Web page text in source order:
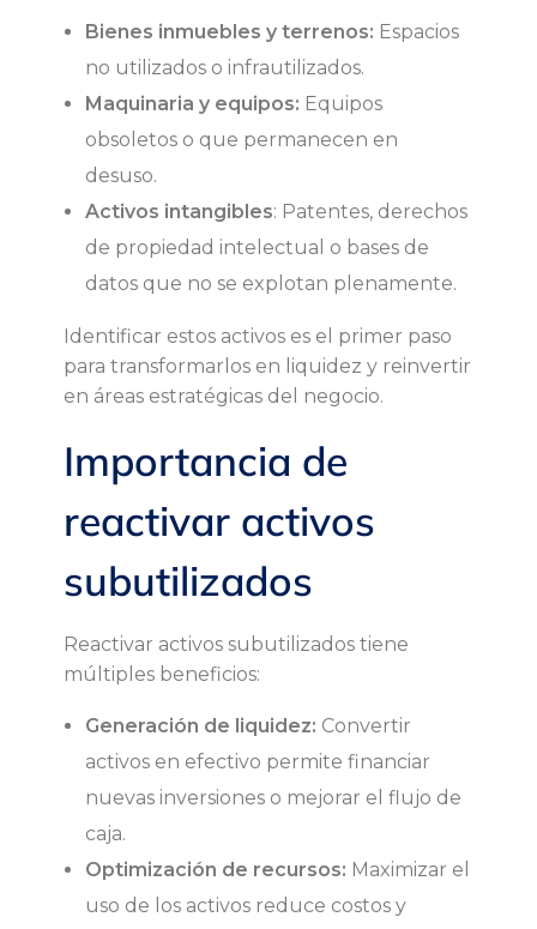
u
b
u
a
Bienes inmuebles y terrenos: Espacios
no utilizados o infrautilizados.
Maquinaria y equipos: Equipos
obsoletos o que permanecen en
desuso.
Activos intangibles: Patentes, derechos
de propiedad intelectual o bases de
datos que no se explotan plenamente.
Identificar estos activos es el primer paso
para transformarlos en liquidez y reinvertir
en áreas estratégicas del negocio.
Importancia de
reactivar activos
subutilizados
Reactivar activos subutilizados tiene
múltiples beneficios:
Generación de liquidez: Convertir
activos en efectivo permite financiar
nuevas inversiones o mejorar el flujo de
caja.
Optimización de recursos: Maximizar el
uso de los activos reduce costos y